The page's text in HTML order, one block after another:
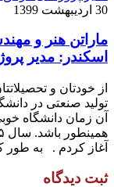
30 اردیبهشت 1399
ماراتن هنر و
اسکندر: مدیر
از خودتان و
آن زمان دانشگاه
آغاز کردم . به طور
ثبت دیدگاه